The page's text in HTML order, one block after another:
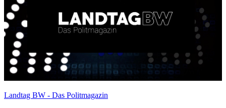
Landtag BW - Das Politmagazin